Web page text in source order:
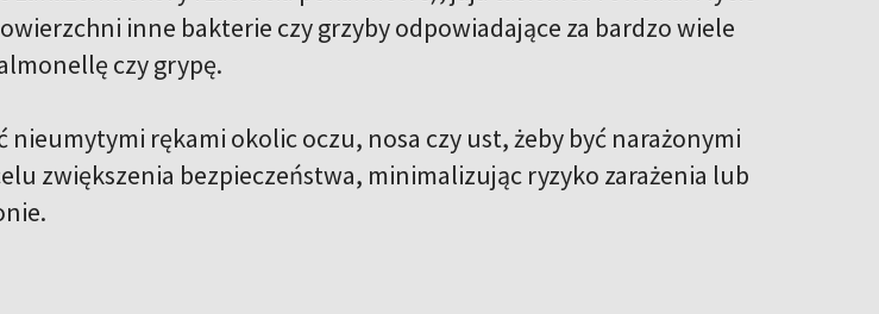
inne bakterie czy grzyby odpowiadające za bardzo wiele
czy grypę.
rękami okolic oczu, nosa czy ust, żeby być narażonymi
zwiększenia bezpieczeństwa, minimalizując ryzyko zarażenia lub